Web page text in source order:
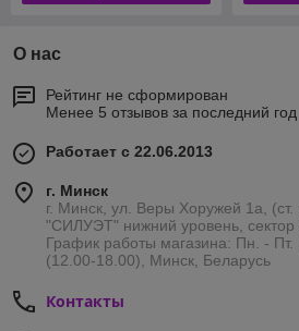
О нас
Рейтинг не сформирован
Менее 5 отзывов за последний год
Работает с 22.06.2013
г. Минск
г. Минск, ул. Веры Хоружей 1а,
"СИЛУЭТ" нижний уровень,
График работы магазина: Пн. -
(12.00-18.00), Минск, Беларусь
Контакты